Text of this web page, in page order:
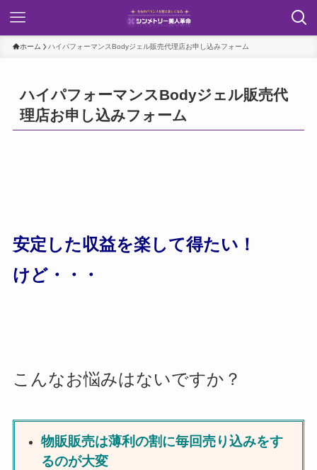
ホーム ハイパフォーマンスBodyジェル販売代理店お申し込みフォーム
ハイパフォーマンスBodyジェル販売代
理店お申し込みフォーム
安定した収益を楽して得たい！
けど・・・
こんなお悩みはないですか？
物販販売は薄利の割に毎回売り込みをす
るのが大変